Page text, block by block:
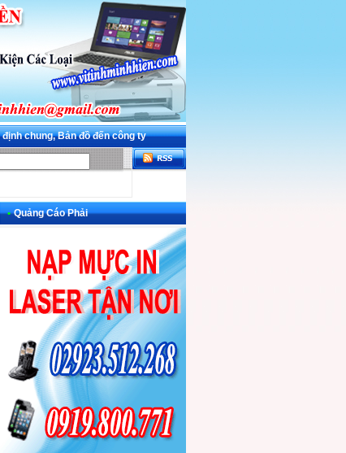
chung, Bản đồ đến công ty
• Quảng Cáo Phải